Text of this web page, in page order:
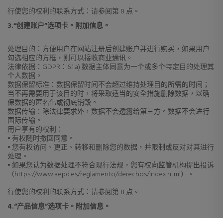
行使您的权利的联系方式：请参阅第 8 点。
3.“创建账户”选项卡。附加信息。
处理目的：方便用户在网站注册后创建账户并进行购买，如果用户
勾选相应的方框，则可以接收商业通讯。
法律依据：GDPR：6.1.a) 数据主体同意为一个或多个特定目的处理其
个人数据。
数据保留标准：数据保留时间不会超过维持处理目的所需的时间；
当不再需要用于该目的时，将采取适当的安全措施删除数据，以确
保数据的匿名化或彻底销毁。
数据传输：除法律要求外，数据不会透露给第三方。数据不会进行
国际传输。
用户享有的权利：
• 有权随时撤回同意。
• 您有权访问、更正、转移和删除您的数据，并限制或反对对其进行
处理。
• 如果您认为数据处理不符合现行法规，您有权向监管机构提出投诉
（https://www.aepd.es/reglamento/derechos/index.html）。
行使您的权利的联系方式：请参阅第 8 点。
4.“产品信息”选项卡。附加信息。